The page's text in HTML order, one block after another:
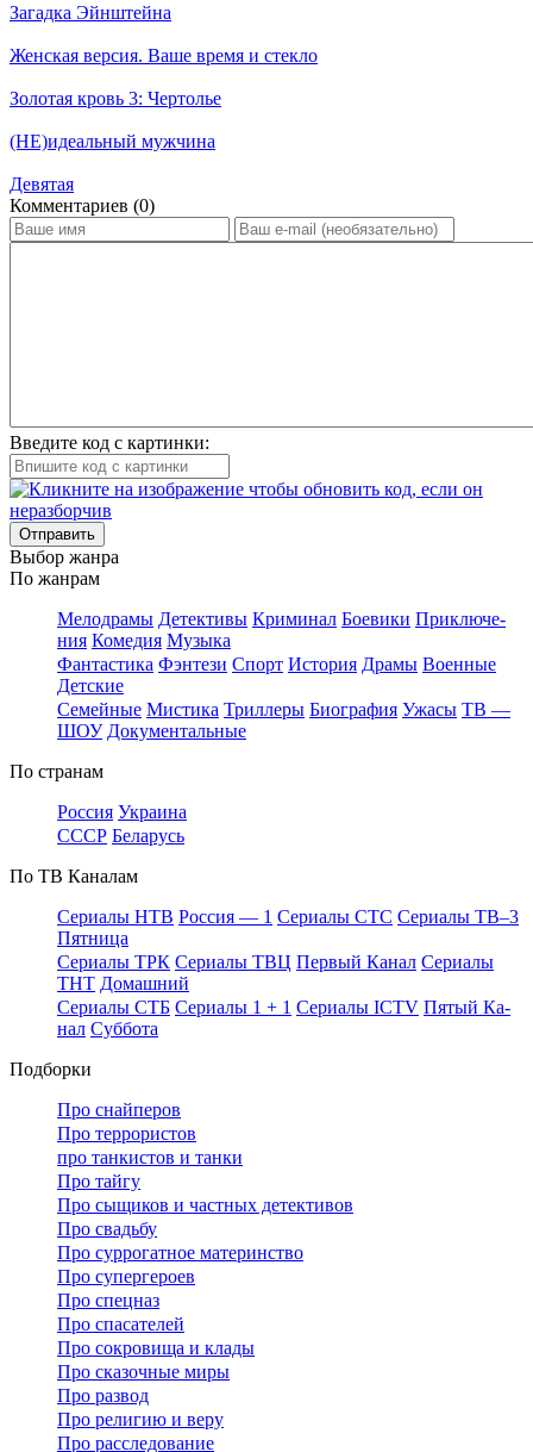
Загадка Эйнштейна
Женская версия. Ваше время и стекло
Золотая кровь 3: Чертолье
(НЕ)идеальный мужчина
Девятая
Ком­мен­та­ри­ев (0)
Введите код с картинки:
Отправить
Вы­бор жан­ра
По жан­рам
Ме­ло­дра­мы Де­тек­ти­вы Кри­ми­нал Бое­ви­ки При­клю­че­
ния Ко­ме­дия Му­зы­ка
Фан­та­сти­ка Фэн­те­зи Спорт Ис­то­рия Дра­мы Во­ен­ные
Дет­ские
Се­мей­ные Мис­ти­ка Трил­ле­ры Био­гра­фия Ужа­сы ТВ —
ШОУ До­ку­мен­таль­ные
По стра­нам
Рос­сия Ук­раи­на
СССР Бе­ла­русь
По ТВ Ка­на­лам
Се­риа­лы НТВ Рос­сия — 1 Се­риа­лы СТС Се­риа­лы ТВ–3
Пят­ни­ца
Се­риа­лы ТРК Се­риа­лы ТВЦ Пер­вый Ка­нал Се­риа­лы
ТНТ До­маш­ний
Се­риа­лы СТБ Се­риа­лы 1 + 1 Се­риа­лы ICTV Пя­тый Ка­
нал Суб­бо­та
Подборки
Про снайперов
Про террористов
про танкистов и танки
Про тайгу
Про сыщиков и частных детективов
Про свадьбу
Про суррогатное материнство
Про супергероев
Про спецназ
Про спасателей
Про сокровища и клады
Про сказочные миры
Про развод
Про религию и веру
Про расследование